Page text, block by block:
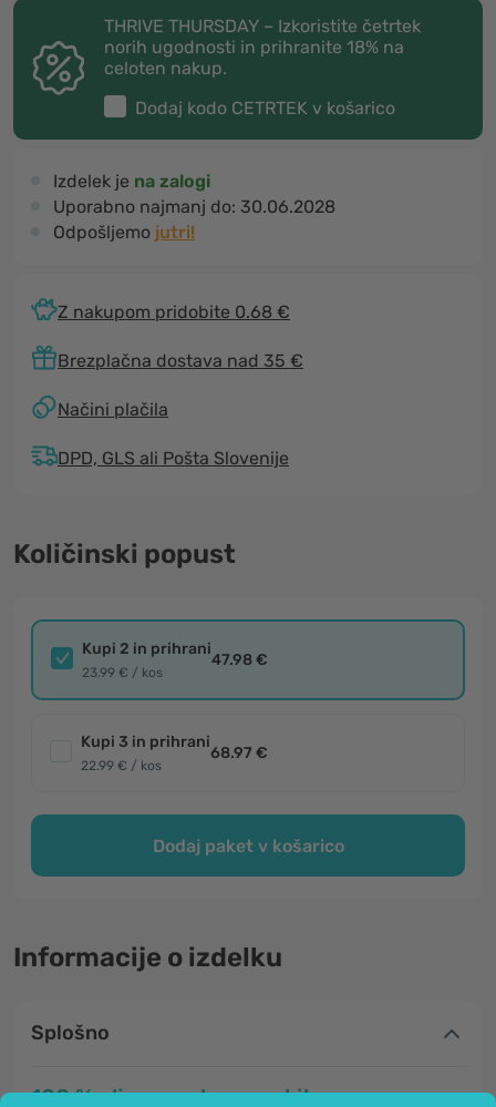
THRIVE THURSDAY – Izkoristite četrtek
norih ugodnosti in prihranite 18% na
celoten nakup.
Dodaj kodo CETRTEK v košarico
Izdelek je na zalogi
Uporabno najmanj do: 30.06.2028
Odpošljemo jutri!
Z nakupom pridobite 0.68 €
Brezplačna dostava nad 35 €
Načini plačila
DPD, GLS ali Pošta Slovenije
Količinski popust
Kupi 2 in prihrani
23.99 € / kos
47.98 €
Kupi 3 in prihrani
22.99 € / kos
68.97 €
Dodaj paket v košarico
Informacije o izdelku
Splošno
100 % olje navadnega rakitovca za